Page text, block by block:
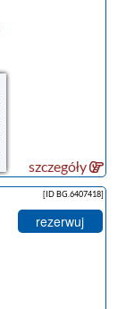
szczegóły
[ID BG.6407418]
rezerwuj